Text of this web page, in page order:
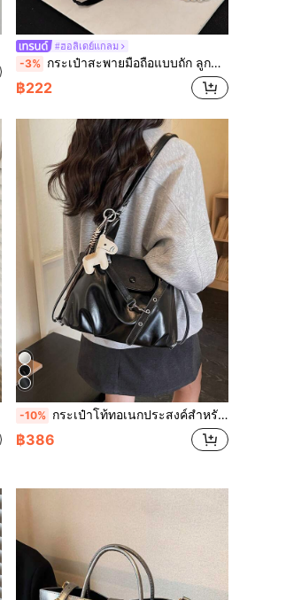
#ฮอลิเดย์แกลม
-3% กระเป๋าสะพายมือถือแบบถัก ลูกปัด สไตล์แม่บ้านฝรั่งเศส มุกตกแต่ง กระเป๋าสะพายข้าง ออกแบบถังตาข่ายรูปขนมเหลี่ยมเล็กๆที่เป็นเอกลักษณ์สำหรับฤดูร้อน
฿222
-10% กระเป๋าโท้ทอเนกประสงค์สำหรับผู้หญิง, ดีไซน์ใหม่พร้อมจี้รูปม้า, กระเป๋าเป้สะพายหลังและกระเป๋าสะพายข้างสำหรับเดินทางที่ทันสมัยใช้งานได้หลากหลายและจุของได้เยอะ
฿386